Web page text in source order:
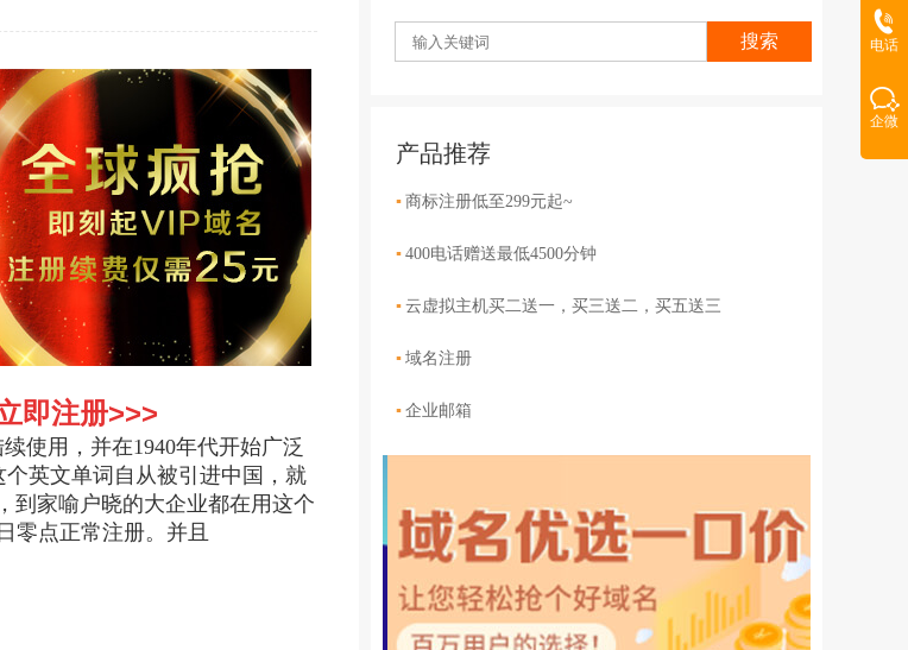
电话
企微
即注册>>>
使用，并在1940年代开始广泛
英文单词自从被引进中国，就
到家喻户晓的大企业都在用这个
零点正常注册。并且
搜索
产品推荐
▪ 商标注册低至299元起~
▪ 400电话赠送最低4500分钟
▪ 云虚拟主机买二送一，买三送二，买五送三
▪ 域名注册
▪ 企业邮箱